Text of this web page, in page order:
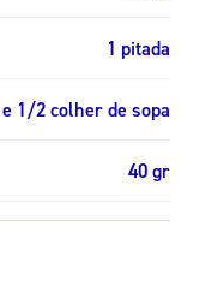
1 pitada
e 1/2 colher de sopa
40 gr